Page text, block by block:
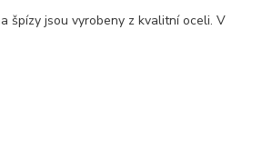
špízy jsou vyrobeny z kvalitní oceli. V